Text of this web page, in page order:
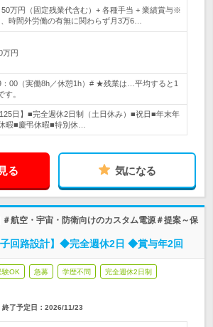
50万円（固定残業代含む）+ 各種手当 + 業績賞与※
時間外労働の有無に関わらず月3万6…
万円
：00（実働8h／休憩1h）# ★残業は…平均すると1
す。
日】■完全週休2日制（土日休み）■祝日■年末年
暇■慶弔休暇■特別休…
る 気になる
航空・宇宙・防衛向けのカスタム電源＃提案～保
回路設計】◆完全週休2日 ◆賞与年2回
験OK 急募 学歴不問 完全週休2日制
終了予定日： 2026/11/23